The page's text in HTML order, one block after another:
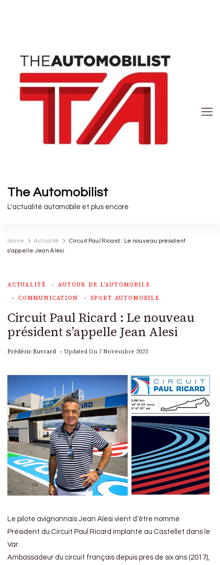
The Automobilist
L'actualité automobile et plus encore
Home Actualité
Circuit Paul Ricard : Le nouveau président
s’appelle Jean Alesi
ACTUALITÉ
AUTOUR DE L'AUTOMOBILE
COMMUNICATION
SPORT AUTOMOBILE
Circuit Paul Ricard : Le nouveau
président s’appelle Jean Alesi
Frédéric Euvrard Updated On 7 Novembre 2023
Le pilote avignonnais Jean Alesi vient d’être nommé
Président du Circuit Paul Ricard implanté au Castellet dans le
Var.
Ambassadeur du circuit français depuis près de six ans (2017),